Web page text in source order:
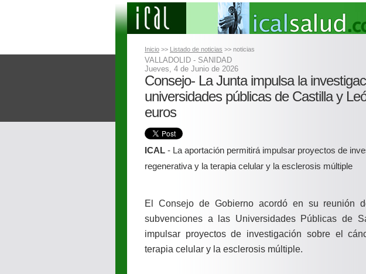
Inicio >> Listado de noticias >> noticias
VALLADOLID - SANIDAD
Jueves, 4 de Junio de 2026
Consejo- La Junta impulsa la
universidades públicas de Castilla y
euros
ICAL - La aportación permitirá impulsar proyectos de
regenerativa y la terapia celular y la esclerosis múltiple
El Consejo de Gobierno acordó en su reunión
subvenciones a las Universidades Públicas de
impulsar proyectos de investigación sobre el
terapia celular y la esclerosis múltiple.